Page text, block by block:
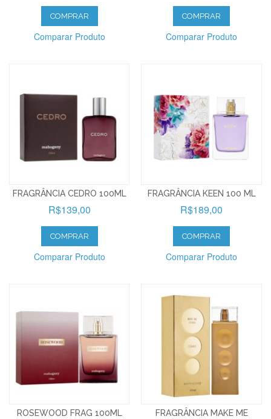
COMPRAR
Comparar Produto
COMPRAR
Comparar Produto
FRAGRÂNCIA CEDRO 100ML
R$139,00
COMPRAR
Comparar Produto
FRAGRÂNCIA KEEN 100 ML
R$189,00
COMPRAR
Comparar Produto
ROSEWOOD FRAG 100ML
FRAGRÂNCIA MAKE ME